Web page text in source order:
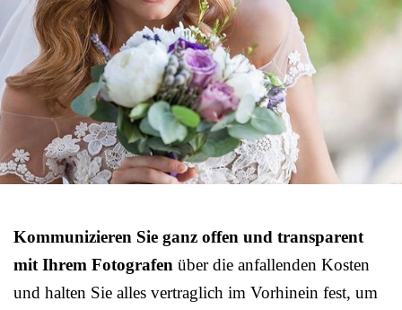
Kommunizieren Sie ganz offen und transparent
mit Ihrem Fotografen über die anfallenden Kosten
und halten Sie alles vertraglich im Vorhinein fest, um